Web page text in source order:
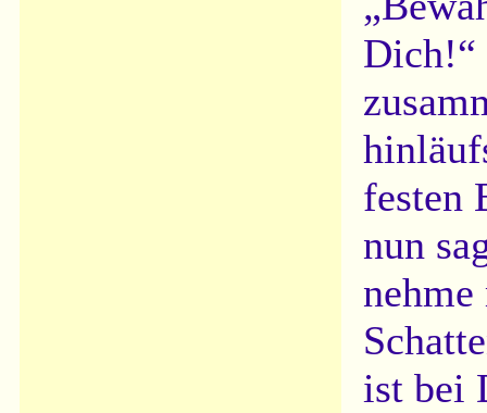
Dich!“
festen
nun
ist bei